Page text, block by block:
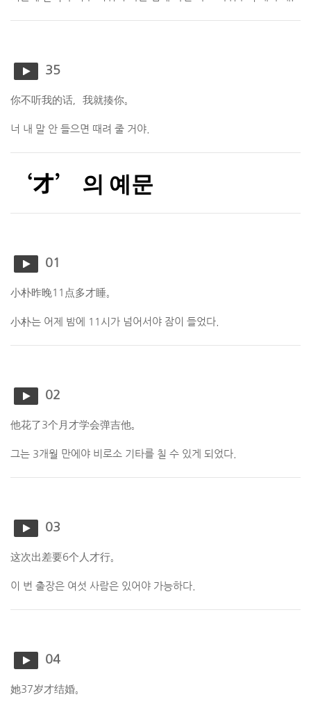
35
你不听我的话，我就揍你。
너 내 말 안 들으면 때려 줄 거야.
‘才’ 의 예문
01
小朴昨晚11点多才睡。
小朴는 어제 밤에 11시가 넘어서야 잠이 들었다.
02
他花了3个月才学会弹吉他。
그는 3개월 만에야 비로소 기타를 칠 수 있게 되었다.
03
这次出差要6个人才行。
이 번 출장은 여섯 사람은 있어야 가능하다.
04
她37岁才结婚。